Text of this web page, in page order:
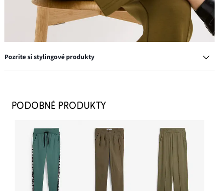
Pozrite si stylingové produkty
Mokasíny
29,99 €
PRIDAŤ DO KOŠÍKA
Náušnice kruhy, z mosadze
PODOBNÉ PRODUKTY